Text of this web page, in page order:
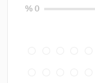
0 %